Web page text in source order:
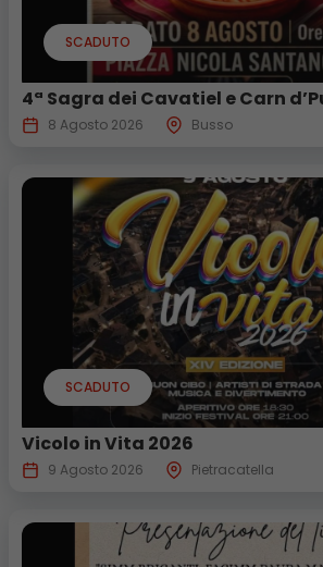
SCADUTO
4ª Sagra dei Cavatiel e Carn
8 Agosto 2026 Busso
SCADUTO
Vicolo in Vita 2026
9 Agosto 2026 Pietracatella